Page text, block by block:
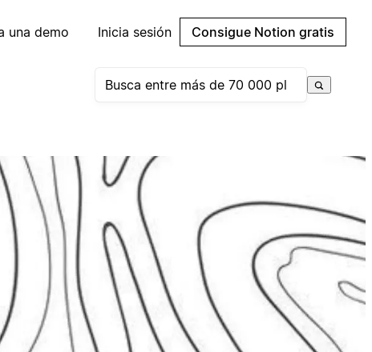
una demo Inicia sesión Consigue Notion gratis